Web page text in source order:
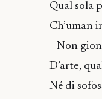
Qual sola
Ch’uman
Non
D’arte,
Né di